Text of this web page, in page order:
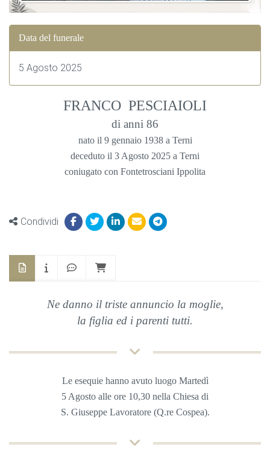
Data del funerale
5 Agosto 2025
FRANCO PESCIAIOLI
di anni 86
nato il 9 gennaio 1938 a Terni
deceduto il 3 Agosto 2025 a Terni
coniugato con Fontetrosciani Ippolita
Condividi
Ne danno il triste annuncio la moglie,
la figlia ed i parenti tutti.
Le esequie hanno avuto luogo Martedì
5 Agosto alle ore 10,30 nella Chiesa di
S. Giuseppe Lavoratore (Q.re Cospea).